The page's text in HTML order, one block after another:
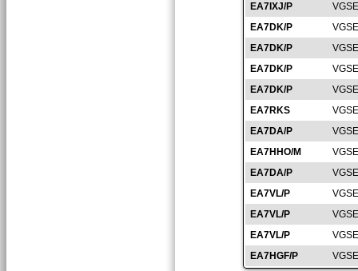
EA7IXJ/P
EA7DK/P
EA7DK/P
EA7DK/P
EA7DK/P
EA7RKS
EA7DA/P
EA7HHO/M
EA7DA/P
EA7VL/P
EA7VL/P
EA7VL/P
EA7HGF/P